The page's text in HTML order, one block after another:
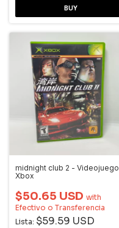
midnight club 2 - Videojuego
Xbox
$50.65 USD with
Efectivo o Transferencia
Lista: $59.59 USD